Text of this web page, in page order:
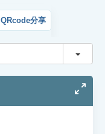
QRcode分享
切換